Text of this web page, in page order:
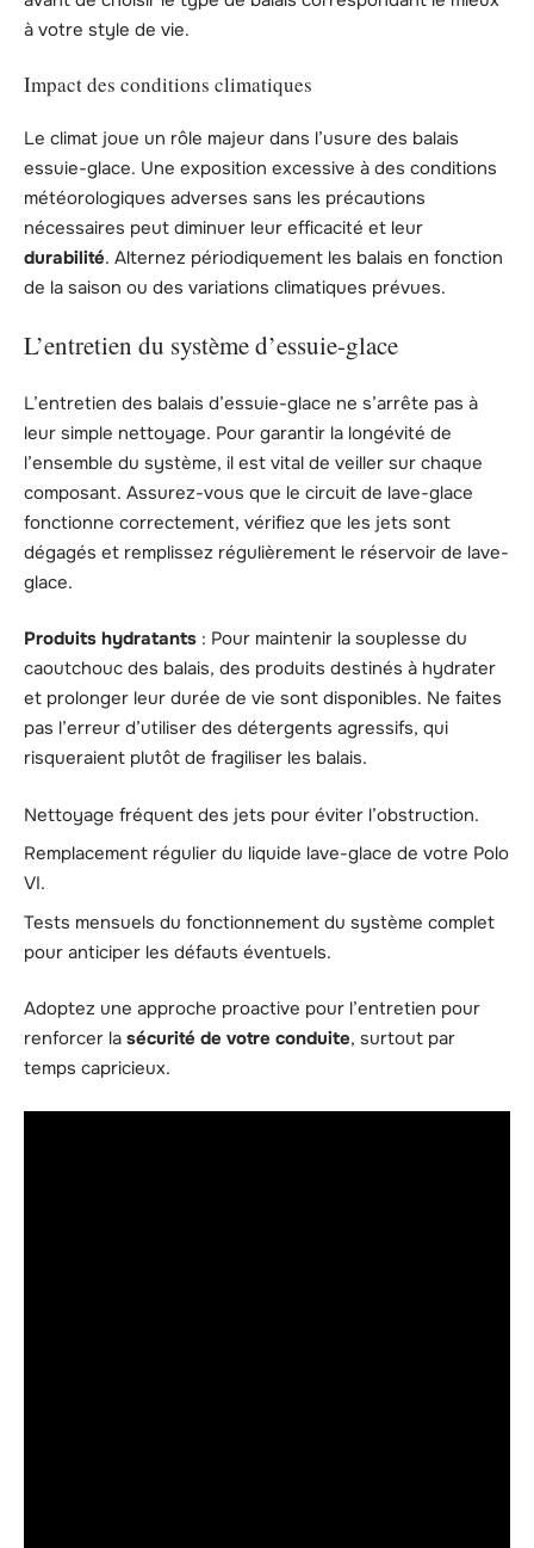
à votre style de vie.
Impact des conditions climatiques
Le climat joue un rôle majeur dans l’usure des balais
essuie-glace. Une exposition excessive à des conditions
météorologiques adverses sans les précautions
nécessaires peut diminuer leur efficacité et leur
durabilité. Alternez périodiquement les balais en fonction
de la saison ou des variations climatiques prévues.
L’entretien du système d’essuie-glace
L’entretien des balais d’essuie-glace ne s’arrête pas à
leur simple nettoyage. Pour garantir la longévité de
l’ensemble du système, il est vital de veiller sur chaque
composant. Assurez-vous que le circuit de lave-glace
fonctionne correctement, vérifiez que les jets sont
dégagés et remplissez régulièrement le réservoir de lave-
glace.
Produits hydratants : Pour maintenir la souplesse du
caoutchouc des balais, des produits destinés à hydrater
et prolonger leur durée de vie sont disponibles. Ne faites
pas l’erreur d’utiliser des détergents agressifs, qui
risqueraient plutôt de fragiliser les balais.
Nettoyage fréquent des jets pour éviter l’obstruction.
Remplacement régulier du liquide lave-glace de votre Polo
VI.
Tests mensuels du fonctionnement du système complet
pour anticiper les défauts éventuels.
Adoptez une approche proactive pour l’entretien pour
renforcer la sécurité de votre conduite, surtout par
temps capricieux.